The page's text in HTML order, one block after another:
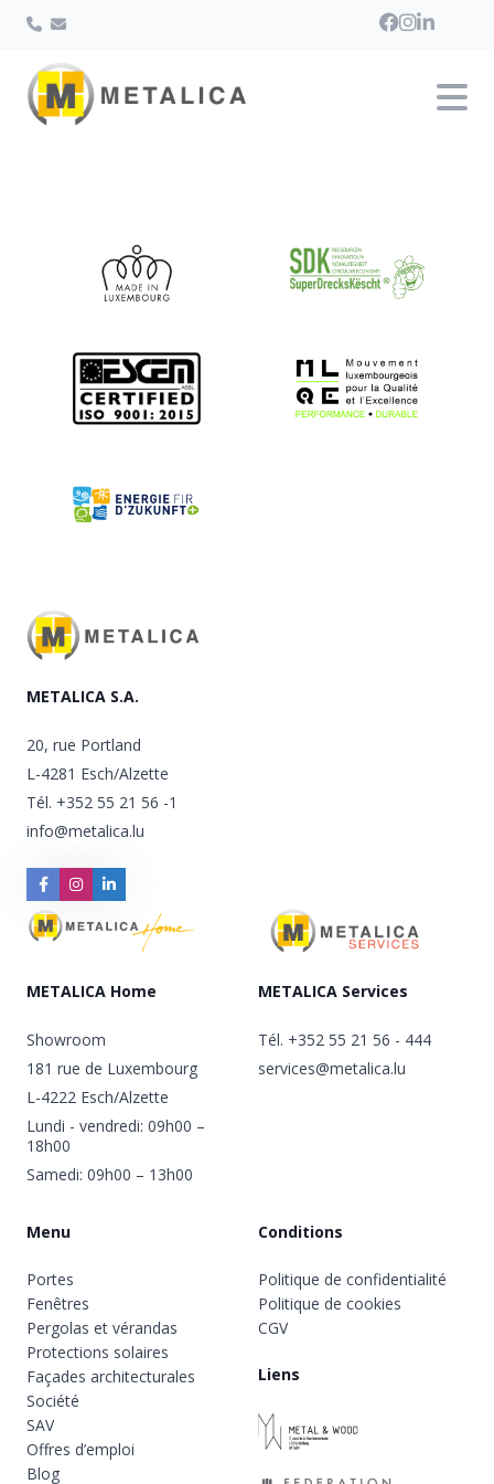
METALICA S.A.
20, rue Portland
L-4281 Esch/Alzette
Tél. +352 55 21 56 -1
info@metalica.lu
METALICA Home
Showroom
181 rue de Luxembourg
L-4222 Esch/Alzette
Lundi - vendredi: 09h00 –
18h00
Samedi: 09h00 – 13h00
METALICA Services
Tél. +352 55 21 56 - 444
services@metalica.lu
Menu
Portes
Fenêtres
Pergolas et vérandas
Protections solaires
Façades architecturales
Société
SAV
Offres d’emploi
Blog
Conditions
Politique de confidentialité
Politique de cookies
CGV
Liens